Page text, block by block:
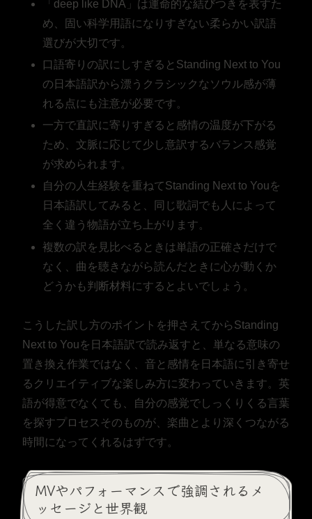
「deep like DNA」は運命的な結びつきを表すた
め、固い科学用語になりすぎない柔らかい訳語
選びが大切です。
口語寄りの訳にしすぎるとStanding Next to You
の日本語訳から漂うクラシックなソウル感が薄
れる点にも注意が必要です。
一方で直訳に寄りすぎると感情の温度が下がる
ため、文脈に応じて少し意訳するバランス感覚
が求められます。
自分の人生経験を重ねてStanding Next to Youを
日本語訳してみると、同じ歌詞でも人によって
全く違う物語が立ち上がります。
複数の訳を見比べるときは単語の正確さだけで
なく、曲を聴きながら読んだときに心が動くか
どうかも判断材料にするとよいでしょう。
こうした訳し方のポイントを押さえてからStanding
Next to Youを日本語訳で読み返すと、単なる意味の
置き換え作業ではなく、音と感情を日本語に引き寄せ
るクリエイティブな楽しみ方に変わっていきます。英
語が得意でなくても、自分の感覚でしっくりくる言葉
を探すプロセスそのものが、楽曲とより深くつながる
時間になってくれるはずです。
MVやパフォーマンスで強調されるメ
ッセージと世界観